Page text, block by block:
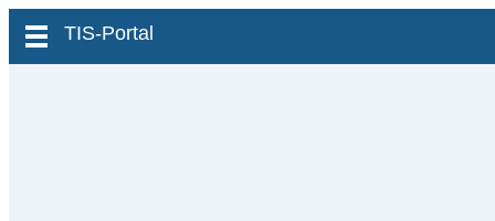
zum Inhalt wechseln
TIS-Portal